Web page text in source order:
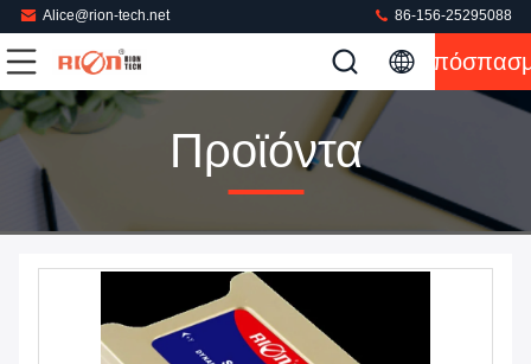
Alice@rion-tech.net 86-156-25295088
Προϊόντα